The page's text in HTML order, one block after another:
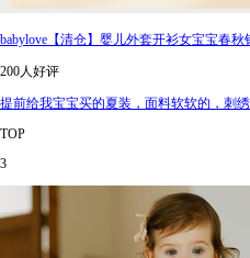
babylove【清仓】婴儿外套开衫女宝宝春
200人好评
提前给我宝宝买的夏装，面料软软的，刺
TOP
3